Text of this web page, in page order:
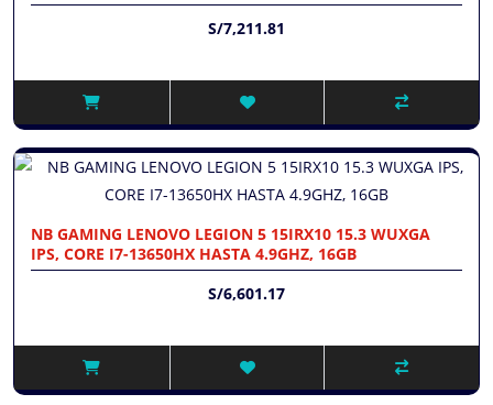
S/7,211.81
NB GAMING LENOVO LEGION 5 15IRX10 15.3 WUXGA
IPS, CORE I7-13650HX HASTA 4.9GHZ, 16GB
S/6,601.17